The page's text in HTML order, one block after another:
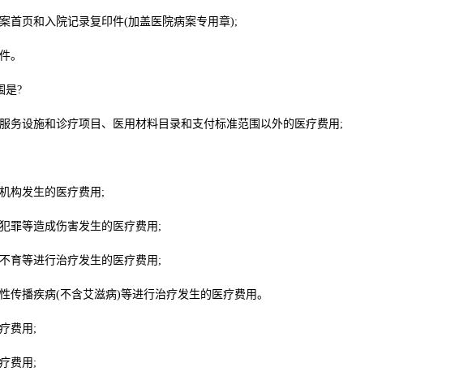
页和入院记录复印件(加盖医院病案专用章);
。
是?
设施和诊疗项目、医用材料目录和支付标准范围以外的医疗费用;
构发生的医疗费用;
等造成伤害发生的医疗费用;
等进行治疗发生的医疗费用;
播疾病(不含艾滋病)等进行治疗发生的医疗费用。
费用;
费用;